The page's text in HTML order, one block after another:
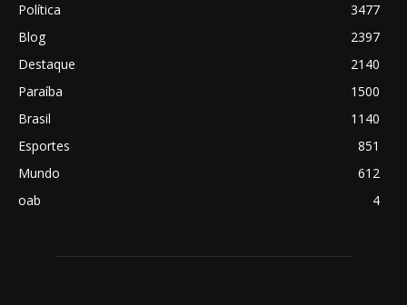
Política
3477
Blog
2397
Destaque
2140
Paraíba
1500
Brasil
1140
Esportes
851
Mundo
612
oab
4